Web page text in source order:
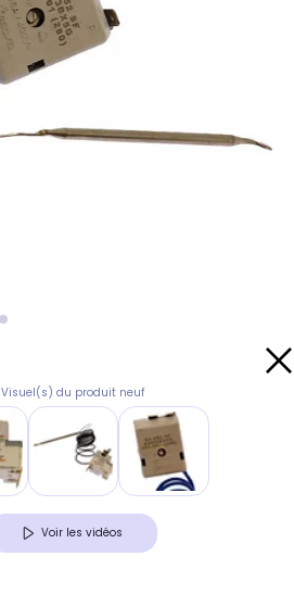
Visuel(s) du produit neuf
Voir les vidéos